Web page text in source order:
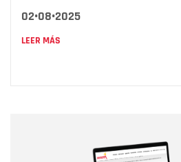
02•08•2025
LEER MÁS